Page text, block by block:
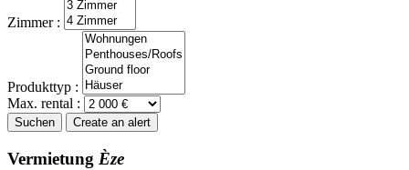
Zimmer :
Produkttyp :
Max. rental :
Suchen Create an alert
Vermietung Èze